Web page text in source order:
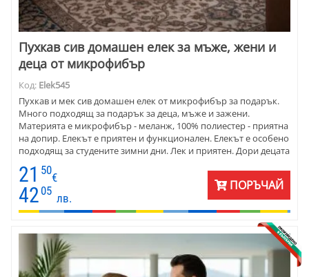
Пухкав сив домашен елек за мъже, жени и
деца от микрофибър
Код: Elek545
Пухкав и мек сив домашен елек от микрофибър за подарък.
Много подходящ за подарък за деца, мъже и зажени.
Материята е микрофибър - меланж, 100% полиестер - приятна
на допир. Елекът е приятен и функционален. Елекът е особено
подходящ за студените зимни дни. Лек и приятен. Дори децата
го носят с удоволствие.
21 50
€
42 05
лв.
ПОРЪЧАЙ